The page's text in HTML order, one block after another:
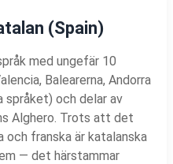
(Spain)
med ungefär 10
Balearerna, Andorra
språket) och delar av
Alghero. Trots att det
och franska är katalanska
— det härstammar